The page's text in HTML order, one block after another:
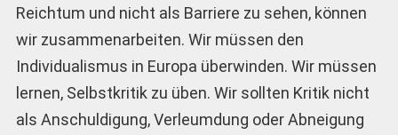
Reichtum und nicht als Barriere zu sehen, können
wir zusammenarbeiten. Wir müssen den
Individualismus in Europa überwinden. Wir müssen
lernen, Selbstkritik zu üben. Wir sollten Kritik nicht
als Anschuldigung, Verleumdung oder Abneigung